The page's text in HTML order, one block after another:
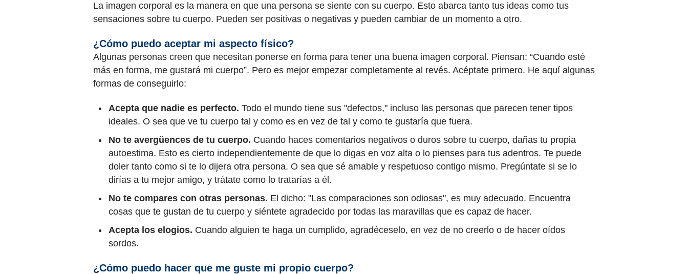
La imagen corporal es la manera en que una persona se siente con su cuerpo. Esto abarca tanto tus ideas como tus
sensaciones sobre tu cuerpo. Pueden ser positivas o negativas y pueden cambiar de un momento a otro.
¿Cómo puedo aceptar mi aspecto físico?
Algunas personas creen que necesitan ponerse en forma para tener una buena imagen corporal. Piensan: “Cuando esté
más en forma, me gustará mi cuerpo”. Pero es mejor empezar completamente al revés. Acéptate primero. He aquí algunas
formas de conseguirlo:
Acepta que nadie es perfecto. Todo el mundo tiene sus "defectos," incluso las personas que parecen tener tipos
ideales. O sea que ve tu cuerpo tal y como es en vez de tal y como te gustaría que fuera.
No te avergüences de tu cuerpo. Cuando haces comentarios negativos o duros sobre tu cuerpo, dañas tu propia
autoestima. Esto es cierto independientemente de que lo digas en voz alta o lo pienses para tus adentros. Te puede
doler tanto como si te lo dijera otra persona. O sea que sé amable y respetuoso contigo mismo. Pregúntate si se lo
dirías a tu mejor amigo, y trátate como lo tratarías a él.
No te compares con otras personas. El dicho: "Las comparaciones son odiosas", es muy adecuado. Encuentra
cosas que te gustan de tu cuerpo y siéntete agradecido por todas las maravillas que es capaz de hacer.
Acepta los elogios. Cuando alguien te haga un cumplido, agradéceselo, en vez de no creerlo o de hacer oídos
sordos.
¿Cómo puedo hacer que me guste mi propio cuerpo?